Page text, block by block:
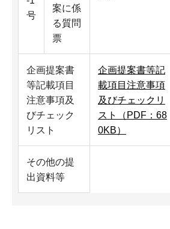
号
案に係
る質問
票
企画提案書
等記載項目
注意事項及
びチェック
リスト
企画提案書等記
載項目注意事項
及びチェックリ
スト（PDF：68
0KB）
その他の提
出資料等